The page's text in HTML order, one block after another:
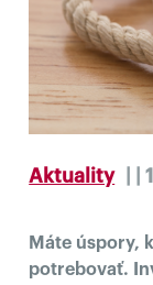
Aktuality |
Máte úspory,
potrebovať.